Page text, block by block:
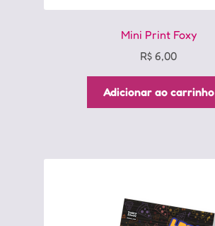
Mini Print Foxy
R$ 6,00
Adicionar ao carrinho